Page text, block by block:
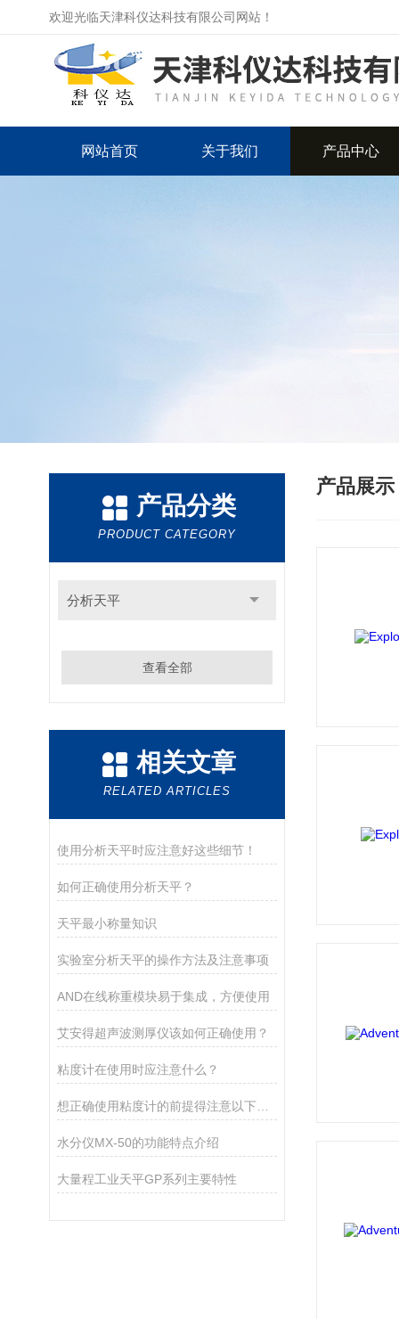
欢迎光临天津科仪达科技有限公司网站！
网站首页 关于我们 产品中心
产品分类
PRODUCT CATEGORY
分析天平
查看全部
相关文章
RELATED ARTICLES
使用分析天平时应注意好这些细节！
如何正确使用分析天平？
天平最小称量知识
实验室分析天平的操作方法及注意事项
AND在线称重模块易于集成，方便使用
艾安得超声波测厚仪该如何正确使用？
粘度计在使用时应注意什么？
想正确使用粘度计的前提得注意以下几点
水分仪MX-50的功能特点介绍
大量程工业天平GP系列主要特性
产品展示